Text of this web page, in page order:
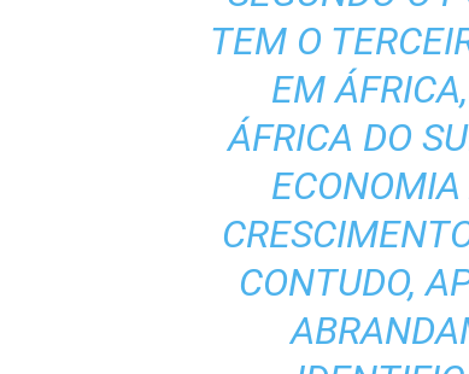
TEM O
EM
ÁFRICA DO
CONTUDO,